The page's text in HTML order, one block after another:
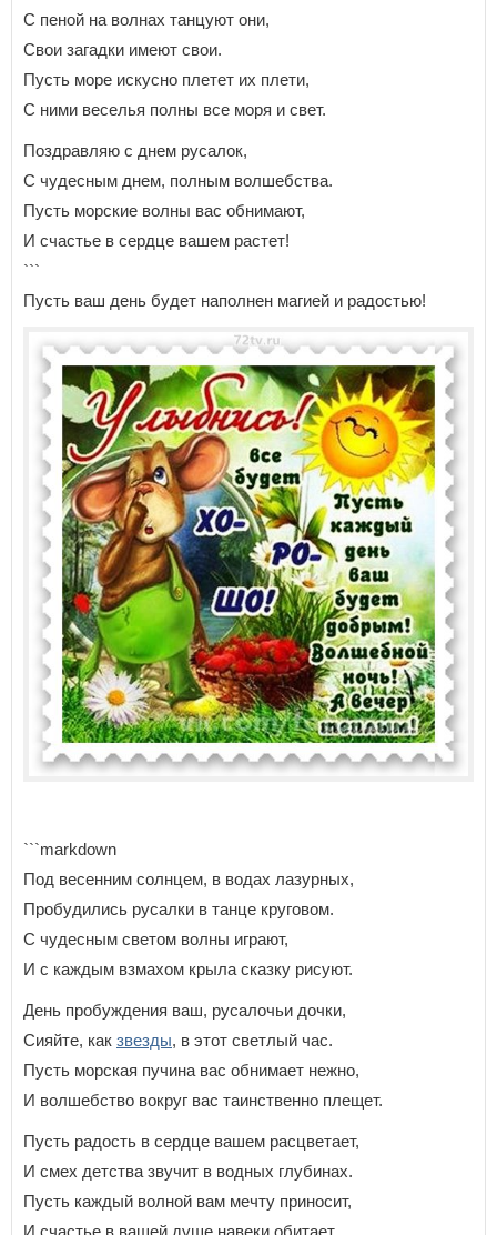
С пеной на волнах танцуют они,
Свои загадки имеют свои.
Пусть море искусно плетет их плети,
С ними веселья полны все моря и свет.
Поздравляю с днем русалок,
С чудесным днем, полным волшебства.
Пусть морские волны вас обнимают,
И счастье в сердце вашем растет!
```
Пусть ваш день будет наполнен магией и радостью!
```markdown
Под весенним солнцем, в водах лазурных,
Пробудились русалки в танце круговом.
С чудесным светом волны играют,
И с каждым взмахом крыла сказку рисуют.
День пробуждения ваш, русалочьи дочки,
Сияйте, как звезды, в этот светлый час.
Пусть морская пучина вас обнимает нежно,
И волшебство вокруг вас таинственно плещет.
Пусть радость в сердце вашем расцветает,
И смех детства звучит в водных глубинах.
Пусть каждый волной вам мечту приносит,